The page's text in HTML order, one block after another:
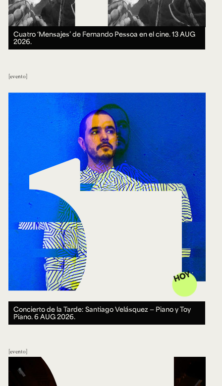
Cuatro ‘Mensajes’ de Fernando Pessoa en el cine.13 AUG
2026.
evento
HOY
Concierto de la Tarde: Santiago Velásquez — Piano y Toy
Piano.6 AUG 2026.
evento